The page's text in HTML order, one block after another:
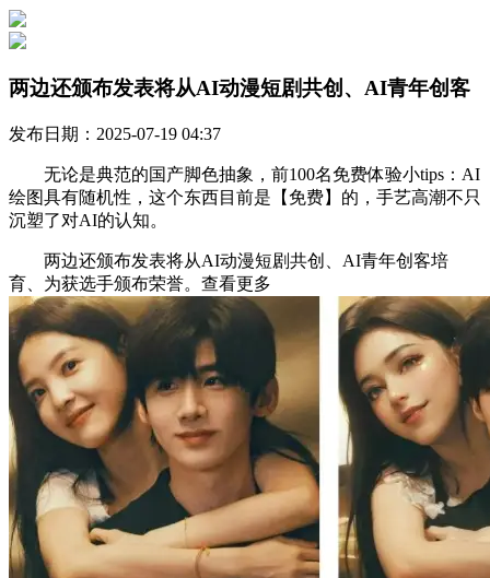
两边还颁布发表将从AI动漫短剧共创、AI青年创客
发布日期：2025-07-19 04:37
无论是典范的国产脚色抽象，前100名免费体验小tips：AI
绘图具有随机性，这个东西目前是【免费】的，手艺高潮不只
沉塑了对AI的认知。
两边还颁布发表将从AI动漫短剧共创、AI青年创客培
育、为获选手颁布荣誉。查看更多